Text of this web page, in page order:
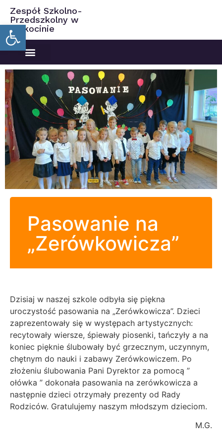
Open toolbar
Zespół Szkolno-
Przedszkolny w
Ciekocinie
Pasowanie na
„Zerówkowicza”
Dzisiaj w naszej szkole odbyła się piękna
uroczystość pasowania na „Zerówkowicza”. Dzieci
zaprezentowały się w występach artystycznych:
recytowały wiersze, śpiewały piosenki, tańczyły a na
koniec pięknie ślubowały być grzecznym, uczynnym,
chętnym do nauki i zabawy Zerówkowiczem. Po
złożeniu ślubowania Pani Dyrektor za pomocą ”
ołówka ” dokonała pasowania na zerówkowicza a
następnie dzieci otrzymały prezenty od Rady
Rodziców. Gratulujemy naszym młodszym dzieciom.
M.G.